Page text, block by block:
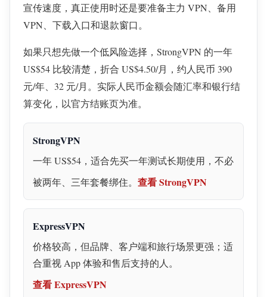
宣传速度，真正使用时还是要准备主力 VPN、备用
VPN、下载入口和退款窗口。
如果只想先做一个低风险选择，StrongVPN 的一年
US$54 比较清楚，折合 US$4.50/月，约人民币 390
元/年、32 元/月。实际人民币金额会随汇率和银行结
算变化，以官方结账页为准。
StrongVPN
一年 US$54，适合先买一年测试长期使用，不必
被两年、三年套餐绑住。 查看 StrongVPN
ExpressVPN
价格较高，但品牌、客户端和旅行场景更强；适
合重视 App 体验和售后支持的人。
查看 ExpressVPN